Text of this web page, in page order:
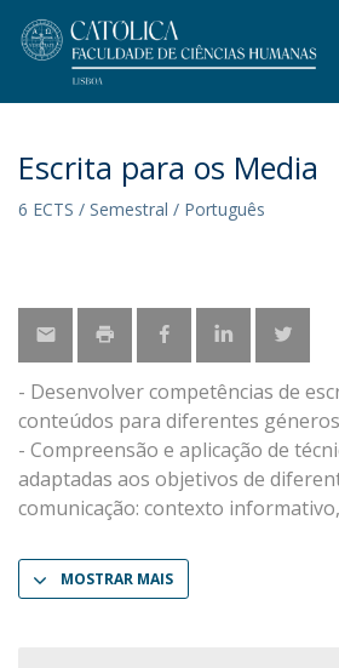
Escrita para os Media
6 ECTS / Semestral / Português
- Desenvolver competências de
conteúdos para diferentes
- Compreensão e aplicação de
adaptadas aos objetivos de
comunicação: contexto
MOSTRAR MAIS